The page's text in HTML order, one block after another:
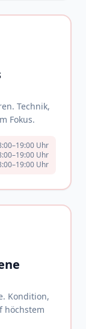
Technik,
Fokus.
Uhr
Uhr
Uhr
Kondition,
höchstem